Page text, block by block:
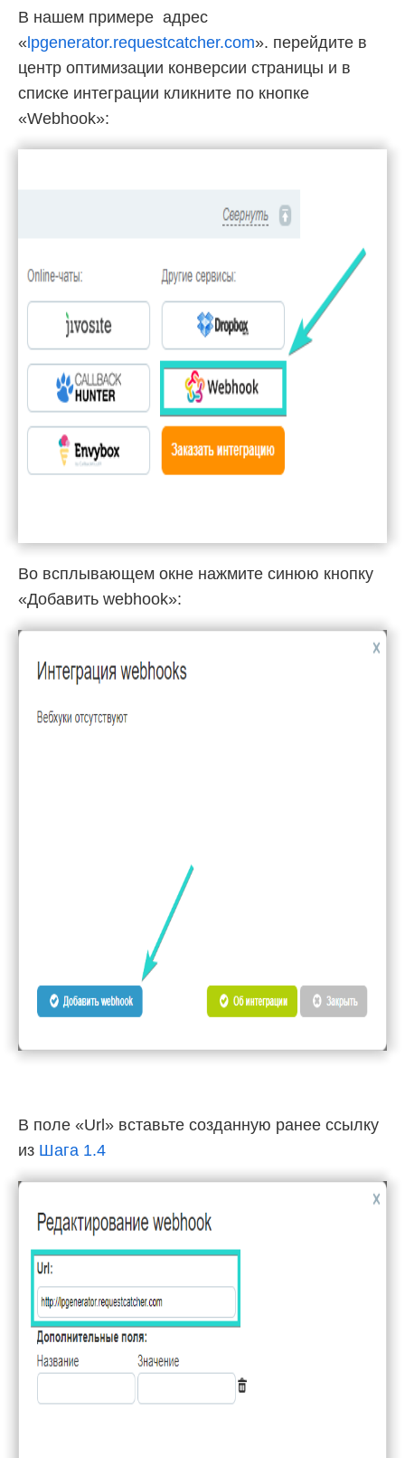
В нашем примере адрес
«lpgenerator.requestcatcher.com». перейдите в
центр оптимизации конверсии страницы и в
списке интеграции кликните по кнопке
«Webhook»:
Во всплывающем окне нажмите синюю кнопку
«Добавить webhook»:
В поле «Url» вставьте созданную ранее ссылку
из Шага 1.4